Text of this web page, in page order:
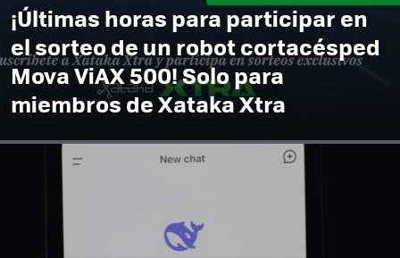
¡Últimas horas para participar en
el sorteo de un robot cortacésped
Mova ViAX 500! Solo para
miembros de Xataka Xtra